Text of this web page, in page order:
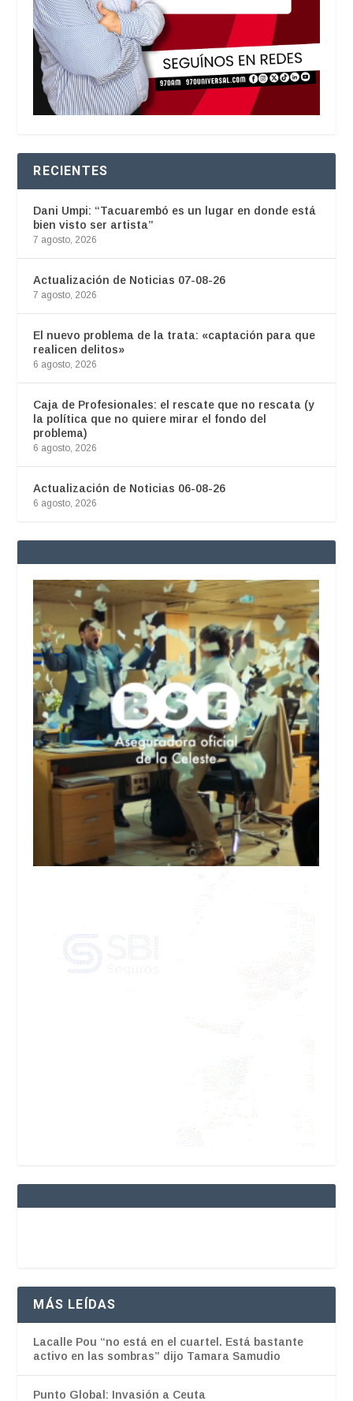
RECIENTES
Dani Umpi: “Tacuarembó es un lugar en donde está
bien visto ser artista”
7 agosto, 2026
Actualización de Noticias 07-08-26
7 agosto, 2026
El nuevo problema de la trata: «captación para que
realicen delitos»
6 agosto, 2026
Caja de Profesionales: el rescate que no rescata (y
la política que no quiere mirar el fondo del
problema)
6 agosto, 2026
Actualización de Noticias 06-08-26
6 agosto, 2026
MÁS LEÍDAS
Lacalle Pou “no está en el cuartel. Está bastante
activo en las sombras” dijo Tamara Samudio
Punto Global: Invasión a Ceuta